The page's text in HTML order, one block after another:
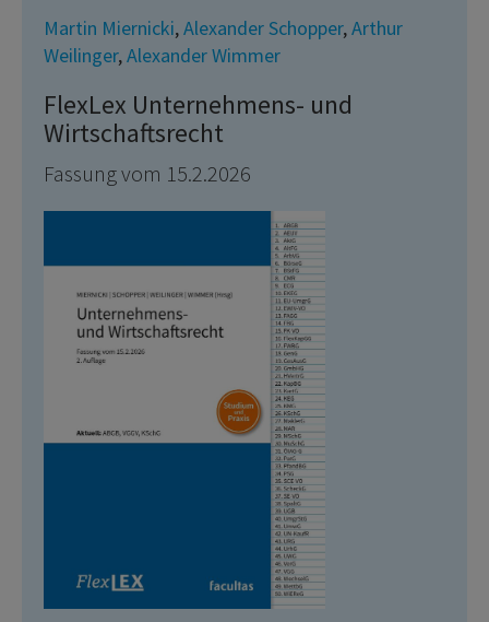
Martin Miernicki,Alexander Schopper,Arthur
Weilinger,Alexander Wimmer
FlexLex Unternehmens- und
Wirtschaftsrecht
Fassung vom 15.2.2026